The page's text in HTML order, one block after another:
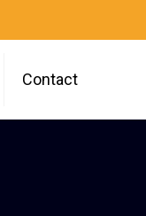
Contact